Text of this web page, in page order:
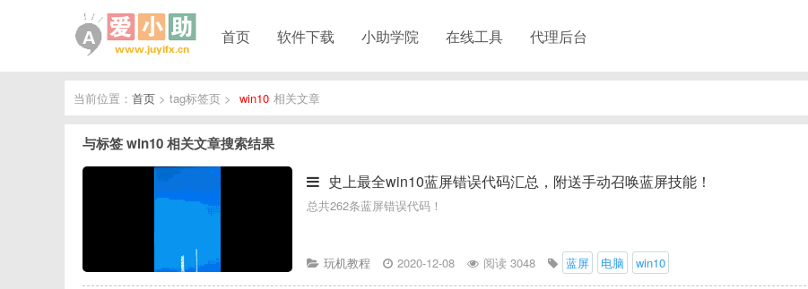
首页 软件下载 小助学院 在线工具 代理后台
当前位置： 首页 > tag标签页 > win10 相关文章
与标签win10相关文章搜索结果
史上最全win10蓝屏错误代码汇总，附送手动召唤蓝屏技能！
总共262条蓝屏错误代码！
玩机教程 2020-12-08 阅读 3048 蓝屏 电脑 win10